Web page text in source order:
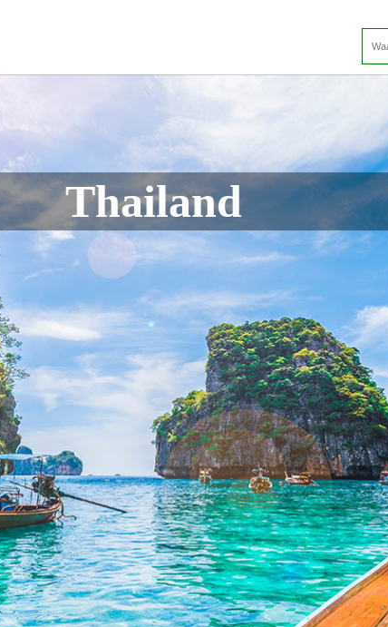
Thailand